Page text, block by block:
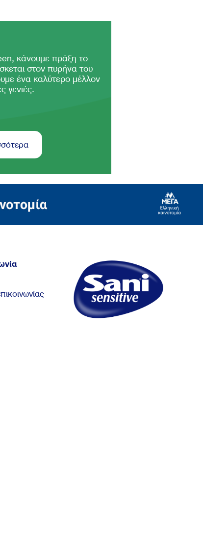
κάνουμε πράξη το
στον πυρήνα του
ένα καλύτερο μέλλον
γενιές.